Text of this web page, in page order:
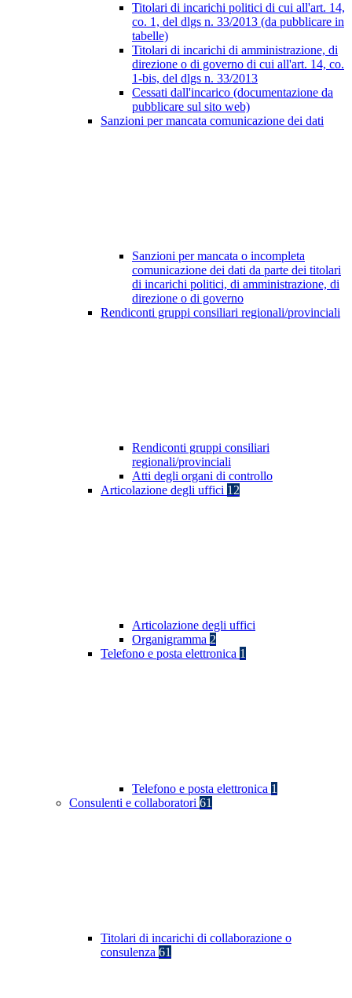
Titolari di incarichi politici di cui all'art. 14,
co. 1, del dlgs n. 33/2013 (da pubblicare in
tabelle)
Titolari di incarichi di amministrazione, di
direzione o di governo di cui all'art. 14, co.
1-bis, del dlgs n. 33/2013
Cessati dall'incarico (documentazione da
pubblicare sul sito web)
Sanzioni per mancata comunicazione dei dati
Sanzioni per mancata o incompleta
comunicazione dei dati da parte dei titolari
di incarichi politici, di amministrazione, di
direzione o di governo
Rendiconti gruppi consiliari regionali/provinciali
Rendiconti gruppi consiliari
regionali/provinciali
Atti degli organi di controllo
Articolazione degli uffici 12
Articolazione degli uffici
Organigramma 2
Telefono e posta elettronica 1
Telefono e posta elettronica 1
Consulenti e collaboratori 61
Titolari di incarichi di collaborazione o
consulenza 61